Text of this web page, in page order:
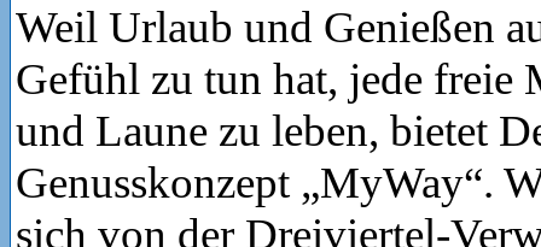
Weil Urlaub und Genießen
Gefühl zu tun hat, jede freie
und Laune zu leben, bietet
Genusskonzept „MyWay“.
sich von der Dreiviertel-